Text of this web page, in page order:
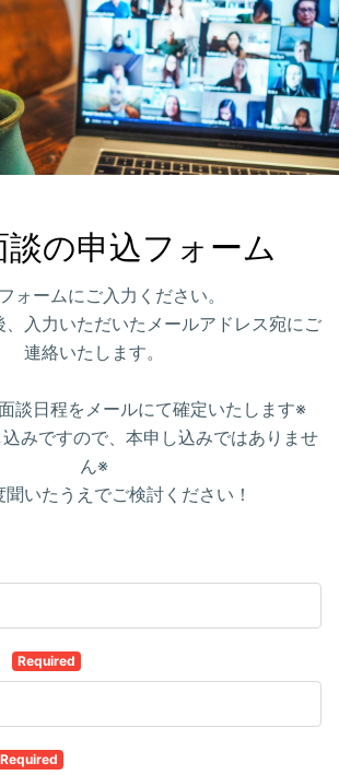
談の申込フォーム
ォームにご入力ください。
、入力いただいたメールアドレス宛にご
連絡いたします。
談日程をメールにて確定いたします※
みですので、本申し込みではありませ
ん※
いたうえでご検討ください！
Required
Required